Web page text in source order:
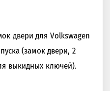
двери для Volkswagen
(замок двери, 2
выкидных ключей).